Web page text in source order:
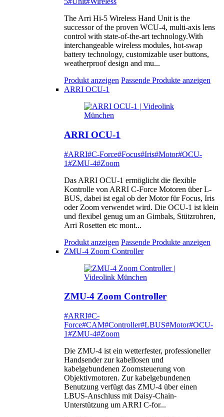
The Arri Hi-5 Wireless Hand Unit is the
successor of the proven WCU-4, multi-axis lens
control with state-of-the-art technology.With
interchangeable wireless modules, hot-swap
battery technology, customizable user buttons,
weatherproof design and mu...
Produkt anzeigen Passende Produkte anzeigen
ARRI OCU-1
ARRI OCU-1
#ARRI#C-Force#Focus#Iris#Motor#OCU-
1#ZMU-4#Zoom
Das ARRI OCU-1 ermöglicht die flexible
Kontrolle von ARRI C-Force Motoren über L-
BUS, dabei ist egal ob der Motor für Focus, Iris
oder Zoom verwendet wird. Die OCU-1 ist klein
und flexibel genug um an Gimbals, Stützrohren,
Arri Rosetten etc mont...
Produkt anzeigen Passende Produkte anzeigen
ZMU-4 Zoom Controller
ZMU-4 Zoom Controller
#ARRI#C-
Force#CAM#Controller#LBUS#Motor#OCU-
1#ZMU-4#Zoom
Die ZMU-4 ist ein wetterfester, professioneller
Handsender zur kabellosen und
kabelgebundenen Zoomsteuerung von
Objektivmotoren. Zur kabelgebundenen
Benutzung verfügt das ZMU-4 über einen
LBUS-Anschluss mit Daisy-Chain-
Unterstützung um ARRI C-for...